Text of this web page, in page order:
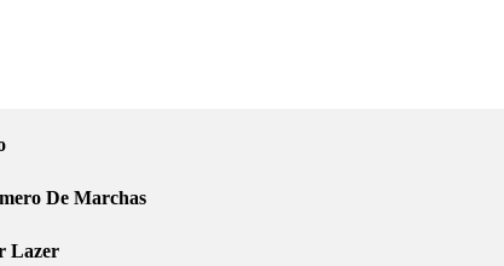
De Marchas
Lazer